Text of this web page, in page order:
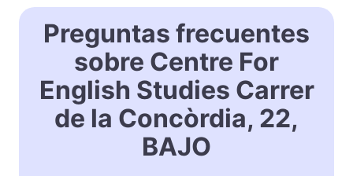
Preguntas frecuentes
sobre Centre For
English Studies Carrer
de la Concòrdia, 22,
BAJO